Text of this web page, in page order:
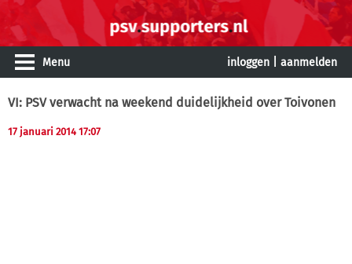
Menu inloggen aanmelden
VI: PSV verwacht na weekend duidelijkheid over Toivonen
17 januari 2014 17:07